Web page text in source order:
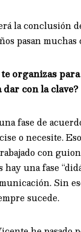
la conclusión
pasan
organizas
dar con la clave?
fase de
o necesite.
con
hay una fase
Sin
sucede.